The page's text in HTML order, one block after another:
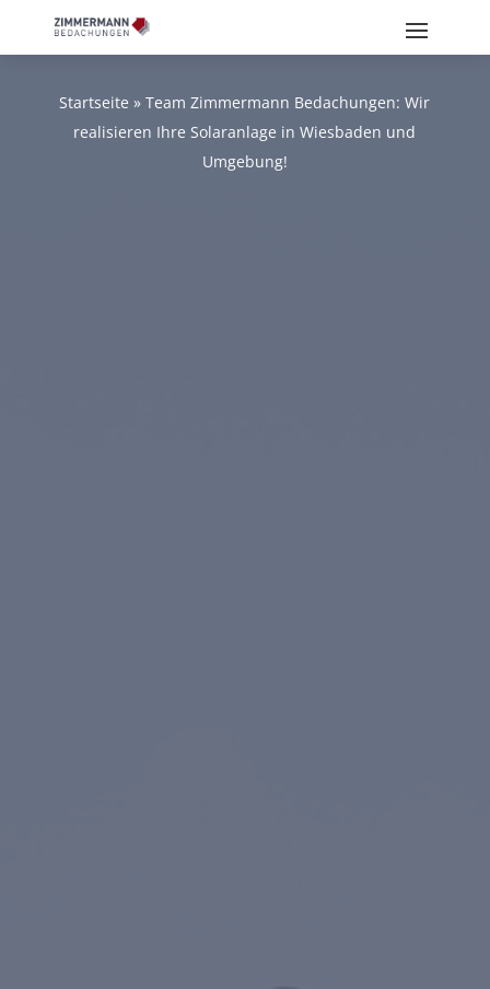
Startseite »Team Zimmermann Bedachungen: Wir
realisieren Ihre Solaranlage in Wiesbaden und
Umgebung!